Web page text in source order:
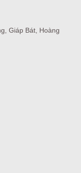
Giáp Bát, Hoàng